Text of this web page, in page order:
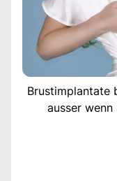
Brustimplantate
ausser